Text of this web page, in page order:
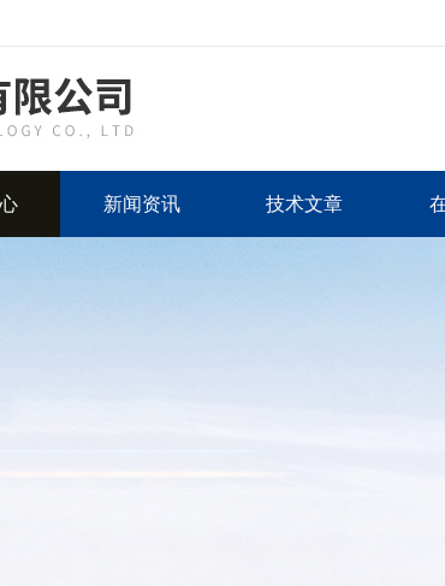
新闻资讯 技术文章